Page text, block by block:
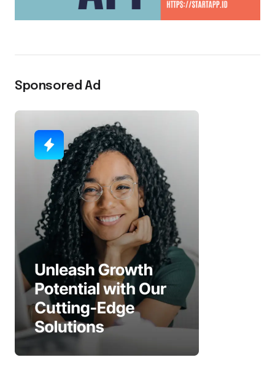
Sponsored Ad